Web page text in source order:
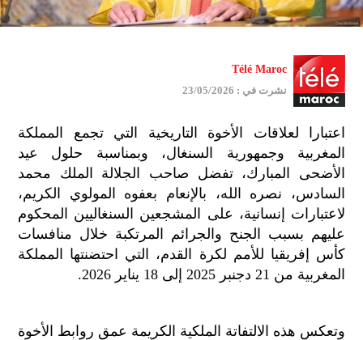
Télé Maroc
نشرت في : 23/05/2026
اعتبارا لعلاقات الأخوة التاريخية التي تجمع المملكة
المغربية وجمهورية السنغال، وبمناسبة حلول عيد
الأضحى المبارك، تفضل صاحب الجلالة الملك محمد
السادس، نصره الله، بالإنعام بعفوه المولوي الكريم،
لاعتبارات إنسانية، على المشجعين السنغاليين المحكوم
عليهم بسبب الجنح والجرائم المرتكبة خلال منافسات
كأس إفريقيا للأمم لكرة القدم، التي احتضنتها المملكة
المغربية من 21 دجنبر 2025 إلى 18 يناير 2026.
وتعكس هذه الالتفاتة الملكية الكريمة عمق روابط الأخوة